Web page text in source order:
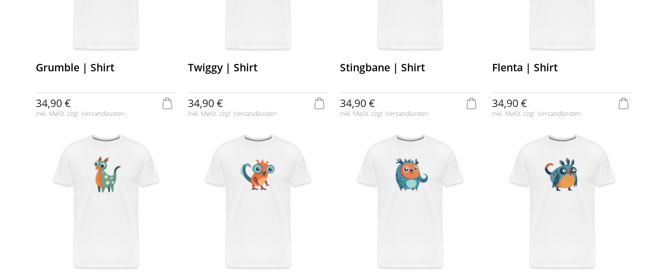
Grumble | Shirt
34,90 €
inkl. MwSt. zzgl. Versandkosten
Twiggy | Shirt
34,90 €
inkl. MwSt. zzgl. Versandkosten
Stingbane | Shirt
34,90 €
inkl. MwSt. zzgl. Versandkosten
Flenta | Shirt
34,90 €
inkl. MwSt. zzgl. Versandkosten